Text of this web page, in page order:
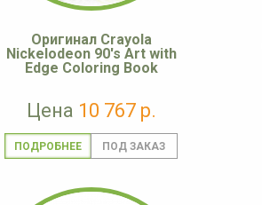
Оригинал Crayola
Nickelodeon 90's Art with
Edge Coloring Book
Цена 10 767 р.
ПОДРОБНЕЕ